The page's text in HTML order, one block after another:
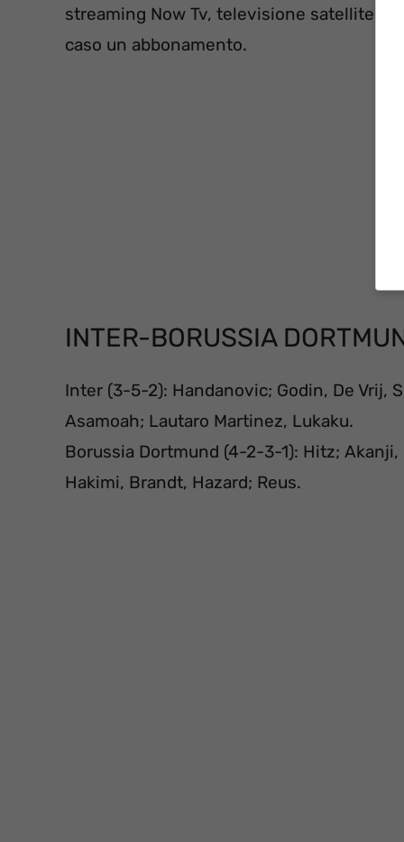
streaming Now Tv, televisione satellite di
caso un abbonamento.
INTER-BORUSSIA
Inter (3-5-2): Handanovic; Godin, De Vrij,
Asamoah; Lautaro Martinez, Lukaku.
Borussia Dortmund (4-2-3-1): Hitz;
Hakimi, Brandt, Hazard; Reus.